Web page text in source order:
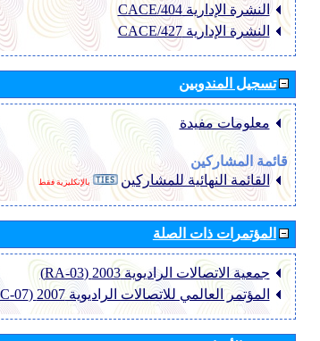
النشرة الإدارية CACE/404
النشرة الإدارية CACE/427
تسجيل المندوبين
معلومات مفيدة
قائمة المشاركين
القائمة النهائية للمشاركين
بالإنكليزية فقط
المؤتمرات ذات الصلة
جمعية الاتصالات الراديوية 2003 (RA-03)
المؤتمر العالمي للاتصالات الراديوية 2007 (WRC-07)